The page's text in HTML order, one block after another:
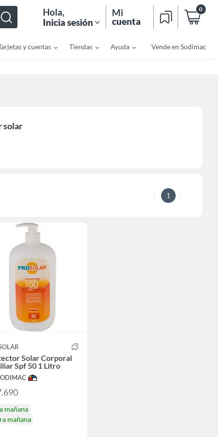
Hola,
Inicia sesión
Mi
cuenta
0
y cuentas Tiendas Ayuda Vende en Sodimac
solar
1
Solar Corporal
Spf 50 1 Litro
mañana
mañana